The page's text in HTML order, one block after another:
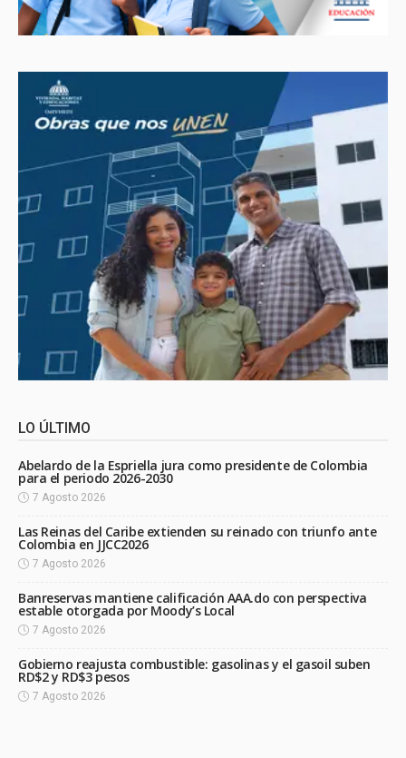
LO ÚLTIMO
Abelardo de la Espriella jura como presidente de Colombia
para el periodo 2026-2030
7 Agosto 2026
Las Reinas del Caribe extienden su reinado con triunfo ante
Colombia en JJCC2026
7 Agosto 2026
Banreservas mantiene calificación AAA.do con perspectiva
estable otorgada por Moody’s Local
7 Agosto 2026
Gobierno reajusta combustible: gasolinas y el gasoil suben
RD$2 y RD$3 pesos
7 Agosto 2026